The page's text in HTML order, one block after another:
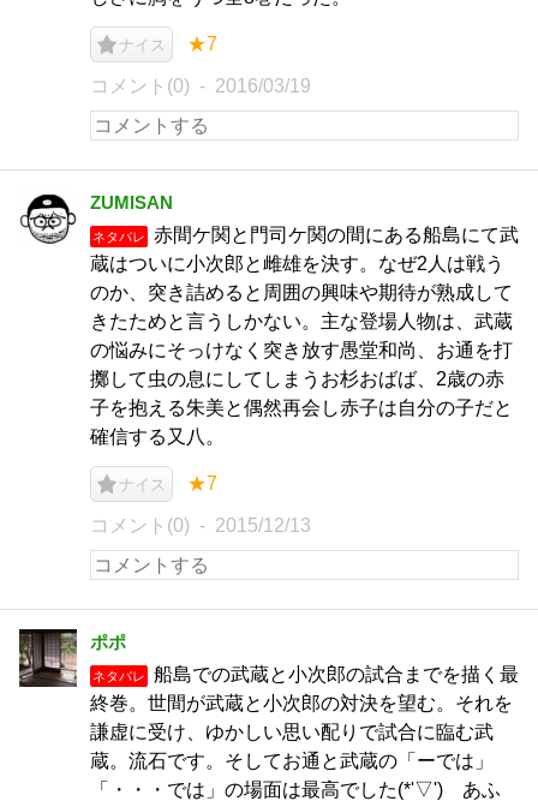
ナイス ★7
コメント(0) 2016/03/19
ZUMISAN
ネタバレ
赤間ケ関と門司ケ関の間にある船島にて武
蔵はついに小次郎と雌雄を決す。なぜ2人は戦う
のか、突き詰めると周囲の興味や期待が熟成して
きたためと言うしかない。主な登場人物は、武蔵
の悩みにそっけなく突き放す愚堂和尚、お通を打
擲して虫の息にしてしまうお杉おばば、2歳の赤
子を抱える朱美と偶然再会し赤子は自分の子だと
確信する又八。
ナイス ★7
コメント(0) 2015/12/13
ポポ
ネタバレ
船島での武蔵と小次郎の試合までを描く最
終巻。世間が武蔵と小次郎の対決を望む。それを
謙虚に受け、ゆかしい思い配りで試合に臨む武
蔵。流石です。そしてお通と武蔵の「ーでは」
「・・・では」の場面は最高でした(*'▽') あふ